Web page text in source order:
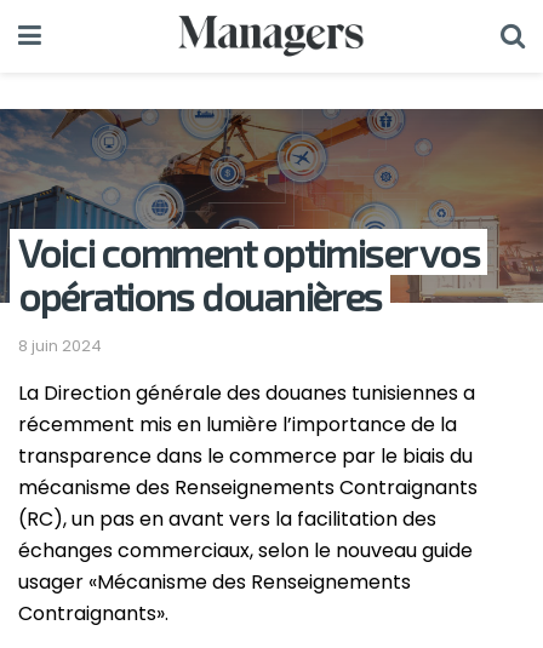
Voici comment optimiser vos
opérations douanières
8 juin 2024
La Direction générale des douanes tunisiennes a
récemment mis en lumière l’importance de la
transparence dans le commerce par le biais du
mécanisme des Renseignements Contraignants
(RC), un pas en avant vers la facilitation des
échanges commerciaux, selon le nouveau guide
usager «Mécanisme des Renseignements
Contraignants».